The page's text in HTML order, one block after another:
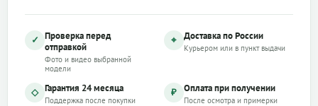
✓ Проверка перед
отправкой
Фото и видео выбранной
модели
⌖ Доставка по России
Курьером или в пункт выдачи
◇ Гарантия 24 месяца
Поддержка после покупки
₽ Оплата при получении
После осмотра и примерки